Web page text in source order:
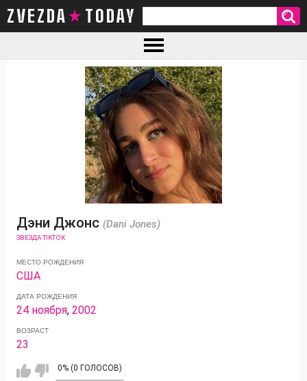
ZVEZDA TODAY
Дэни Джонс (Dani Jones)
ЗВЕЗДА TIKTOK
МЕСТО РОЖДЕНИЯ
США
ДАТА РОЖДЕНИЯ
24 ноября,2002
ВОЗРАСТ
23
0% (0 ГОЛОСОВ)